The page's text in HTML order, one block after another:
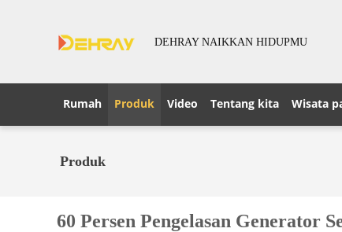
DEHRAY NAIKKAN HIDUPMU
Rumah Produk Video Tentang kita Wisata
Produk
60 Persen Pengelasan Generator